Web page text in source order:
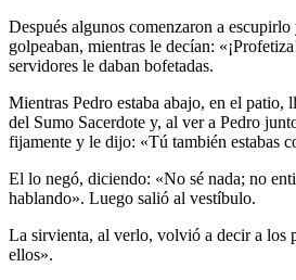
Después algunos comenzaron a
golpeaban, mientras le decían:
servidores le daban bofetadas.
Mientras Pedro estaba abajo, en el patio,
del Sumo Sacerdote y, al ver a Pedro
fijamente y le dijo: «Tú también estabas
El lo negó, diciendo: «No sé nada; no
hablando». Luego salió al vestíbulo.
La sirvienta, al verlo, volvió a decir a los
ellos».